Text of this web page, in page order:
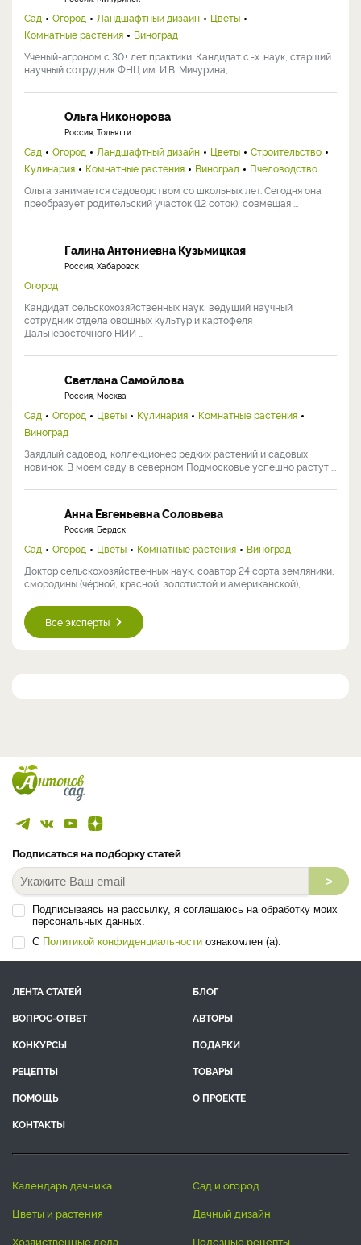
Сад Огород Ландшафтный дизайн
Цветы
Комнатные растения
Виноград
Ученый-агроном с 30+ лет практики. Кандидат с.-х. наук, старший
научный сотрудник ФНЦ им. И.В. Мичурина, ...
Ольга Никонорова
Россия, Тольятти
Сад Огород Ландшафтный дизайн Цветы
Строительство
Кулинария
Комнатные растения Виноград
Пчеловодство
Ольга занимается садоводством со школьных лет. Сегодня она
преобразует родительский участок (12 соток), совмещая ...
Галина Антониевна Кузьмицкая
Россия, Хабаровск
Огород
Кандидат сельскохозяйственных наук, ведущий научный
сотрудник отдела овощных культур и картофеля
Дальневосточного НИИ ...
Светлана Самойлова
Россия, Москва
Сад Огород Цветы Кулинария
Комнатные растения
Виноград
Заядлый садовод, коллекционер редких растений и садовых
новинок. В моем саду в северном Подмосковье успешно растут ...
Анна Евгеньевна Соловьева
Россия, Бердск
Сад Огород Цветы Комнатные растения
Виноград
Доктор сельскохозяйственных наук, соавтор 24 сорта земляники,
смородины (чёрной, красной, золотистой и американской), ...
Все эксперты
Подписаться на подборку статей
>
Подписываясь на рассылку, я соглашаюсь на обработку моих
персональных данных.
С Политикой конфиденциальности ознакомлен (а).
ЛЕНТА СТАТЕЙ
БЛОГ
ВОПРОС-ОТВЕТ
АВТОРЫ
КОНКУРСЫ
ПОДАРКИ
РЕЦЕПТЫ
ТОВАРЫ
ПОМОЩЬ
О ПРОЕКТЕ
КОНТАКТЫ
календарь дачника
сад и огород
цветы и растения
дачный дизайн
хозяйственные дела
полезные рецепты